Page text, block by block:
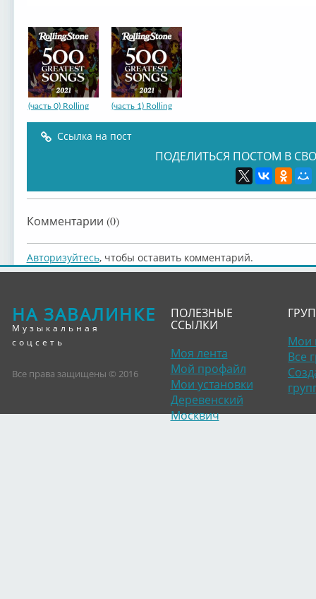
(часть 0) Rolling (часть 1) Rolling
Ссылка на пост
ПОДЕЛИТЬСЯ ПОСТОМ В
Комментарии (0)
Авторизуйтесь, чтобы оставить комментарий.
НА ЗАВАЛИНКЕ
Музыкальная
соцсеть
Все права защищены © 2016
ПОЛЕЗНЫЕ
ССЫЛКИ
Моя лента
Мой профайл
Мои установки
Деревенский
Москвич
Мои
Все